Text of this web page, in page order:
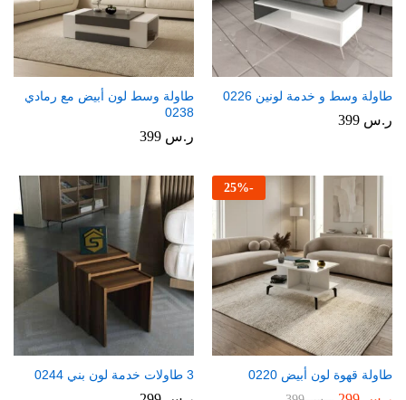
طاولة وسط و خدمة لونين 0226
ر.س
طاولة وسط لون أبيض مع رمادي
0238
ر.س
-
25%
طاولة قهوة لون أبيض 0220 3 طاولات خدمة لون بني 0244